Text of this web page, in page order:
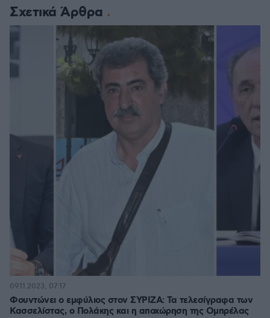
Σχετικά Άρθρα
Φουντώνει ο εμφύλιος στον ΣΥΡΙΖΑ: Τα τελεσίγραφα των
Κασσελίστας, ο Πολάκης και η αποχώρηση της Ομπρέλας
09.11.2023, 07:17